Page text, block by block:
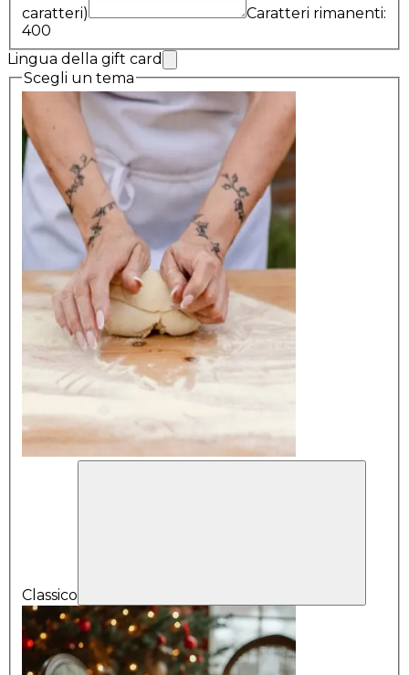
caratteri)
Caratteri rimanenti:
400
Lingua della gift card
Scegli un tema
Classico